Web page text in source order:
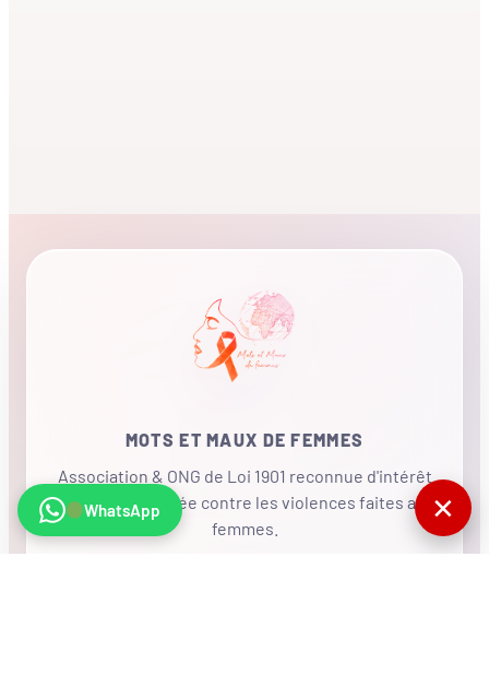
MOTS ET MAUX DE FEMMES
Association & ONG de Loi 1901 reconnue d'intérêt
général, mobilisée contre les violences faites aux
femmes.
WhatsApp ✕